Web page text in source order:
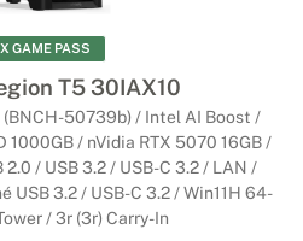
GAME PASS
T5 30IAX10
50739b) / Intel AI Boost /
1000GB / nVidia RTX 5070 16GB /
2.0 / USB 3.2 / USB-C 3.2 / LAN /
USB 3.2 / USB-C 3.2 / Win11H 64-
/ 3r (3r) Carry-In